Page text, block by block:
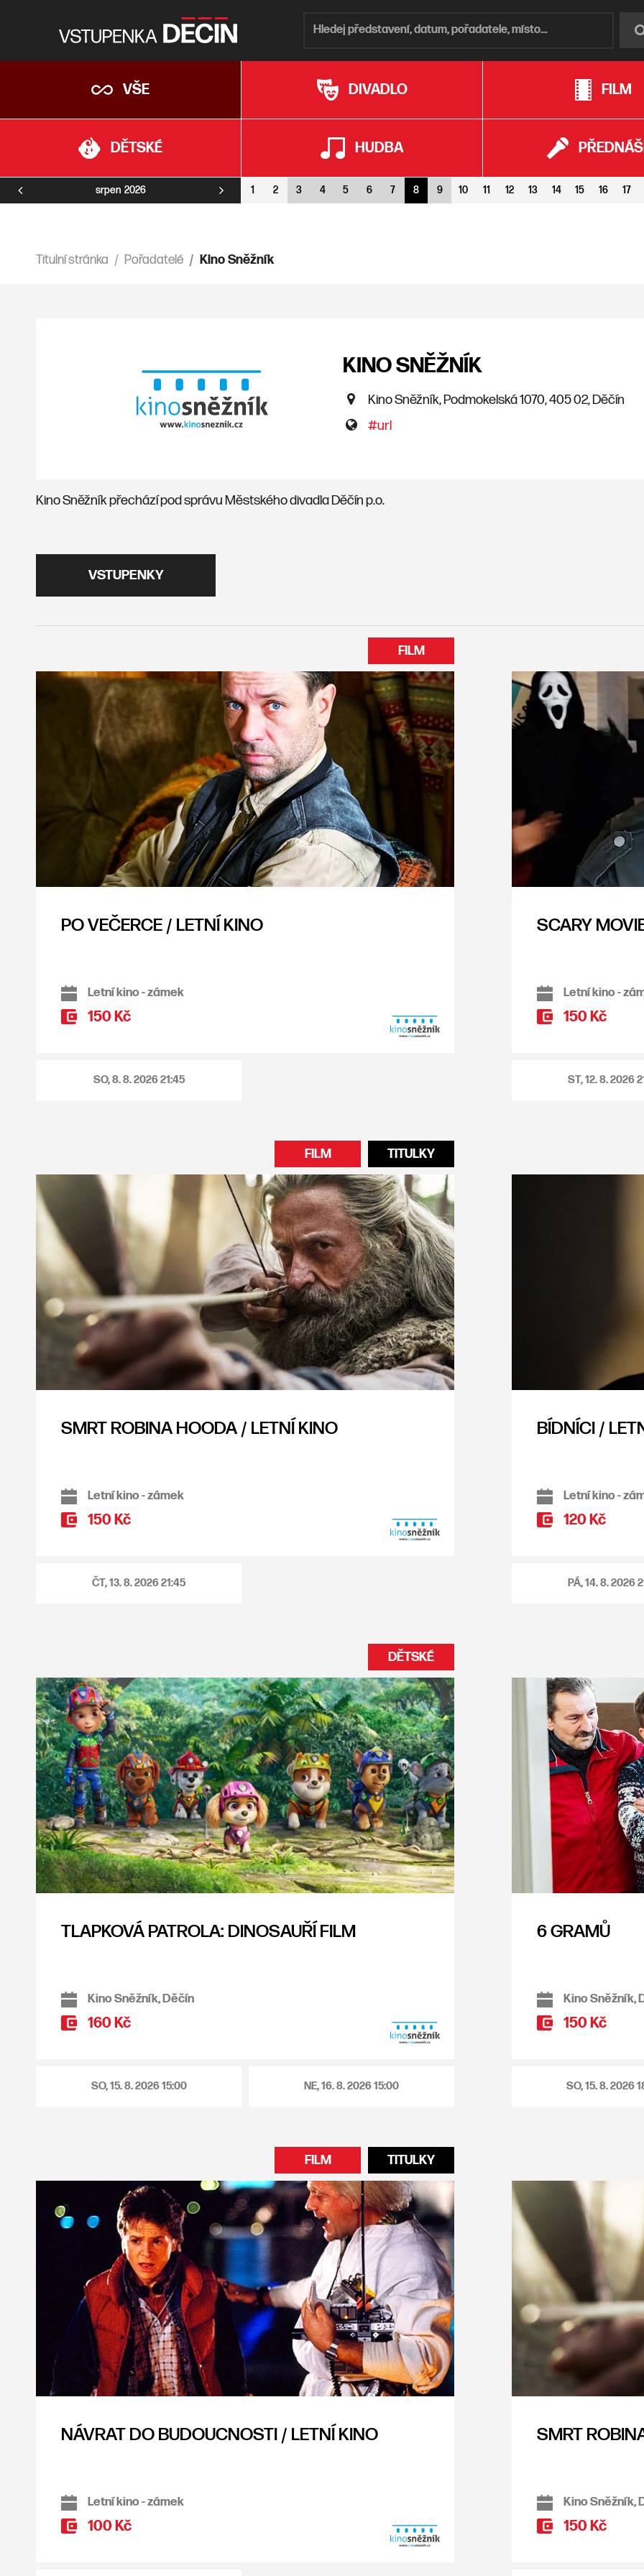
VŠE DIVADLO FILM
DĚTSKÉ HUDBA
srpen 2026 1 2 3 4 5 6 7 8 9 10 11 12 13 14 15 16 17
Titulní stránka Pořadatelé Kino Sněžník
KINO SNĚŽNÍK
Kino Sněžník, Podmokelská 1070, 405 02, Děčín
#url
Kino Sněžník přechází pod správu Městského divadla Děčín p.o.
VSTUPENKY
FILM
PO VEČERCE / LETNÍ KINO
Letní kino - zámek
150 Kč
SO, 8. 8. 202621:45
SCARY
Letní kino -
150 Kč
ST, 12. 8. 2026
FILM TITULKY
SMRT ROBINA HOODA / LETNÍ KINO
Letní kino - zámek
150 Kč
ČT, 13. 8. 202621:45
BÍDNÍCI /
Letní kino -
120 Kč
PÁ, 14. 8. 2026
DĚTSKÉ
TLAPKOVÁ PATROLA: DINOSAUŘÍ FILM
Kino Sněžník, Děčín
160 Kč
SO, 15. 8. 202615:00 NE, 16. 8. 202615:00
6 GRAMŮ
Kino Sněžník,
150 Kč
SO, 15. 8. 2026
FILM TITULKY
NÁVRAT DO BUDOUCNOSTI / LETNÍ KINO
Letní kino - zámek
100 Kč
SMRT
Kino Sněžník,
150 Kč